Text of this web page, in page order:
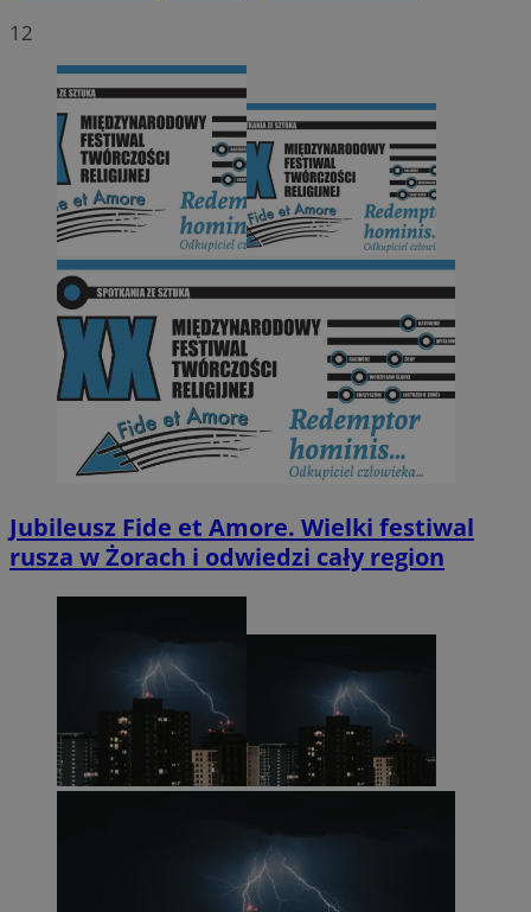
12
Jubileusz Fide et Amore. Wielki festiwal
rusza w Żorach i odwiedzi cały region